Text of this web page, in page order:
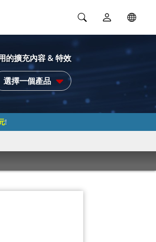
的擴充內容 & 特效
選擇一個產品
!